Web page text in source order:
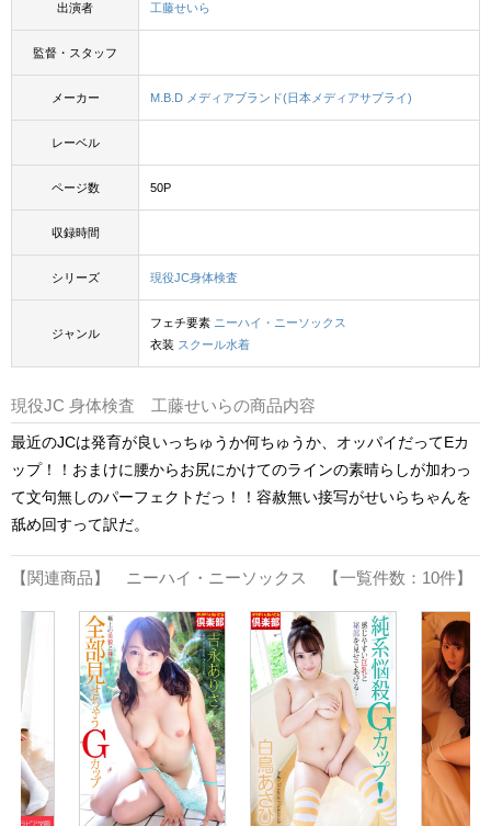
出演者 工藤せいら
監督・スタッフ
メーカー M.B.D メディアブランド(日本メディアサプライ)
レーベル
ページ数 50P
収録時間
シリーズ 現役JC身体検査
ジャンル
フェチ要素 ニーハイ・ニーソックス
衣装 スクール水着
現役JC 身体検査 工藤せいらの商品内容
最近のJCは発育が良いっちゅうか何ちゅうか、オッパイだってEカ
ップ！！おまけに腰からお尻にかけてのラインの素晴らしが加わっ
て文句無しのパーフェクトだっ！！容赦無い接写がせいらちゃんを
舐め回すって訳だ。
【関連商品】 ニーハイ・ニーソックス 【一覧件数：10件】